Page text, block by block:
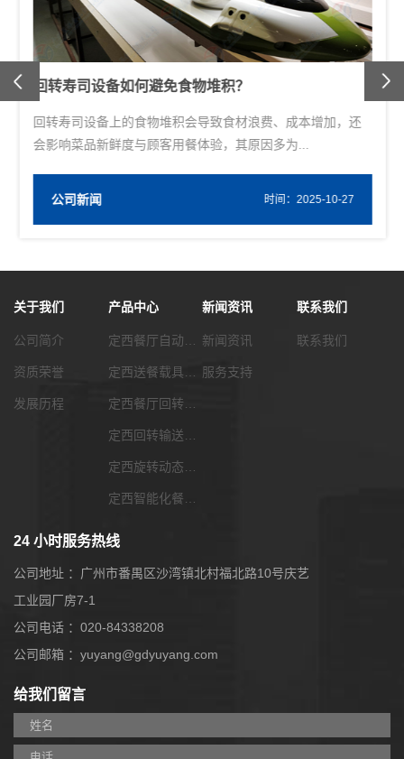
Previous
回转寿司设备如何避免食物堆积？
回转寿司设备上的食物堆积会导致食材浪费、成本增加，还
会影响菜品新鲜度与顾客用餐体验，其原因多为...
公司新闻 时间：2025-10-27
关于我们
公司简介
资质荣誉
发展历程
产品中心 新闻资讯
新闻资讯
服务支持
联系我们
联系我们
24 小时服务热线
公司地址 ：广州市番禺区沙湾镇北村福北路10号庆艺
工业园厂房7-1
公司电话 ：020-84338208
公司邮箱 ：yuyang@gdyuyang.com
给我们留言